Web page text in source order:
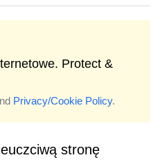
Protect &
Privacy/Cookie Policy.
stronę